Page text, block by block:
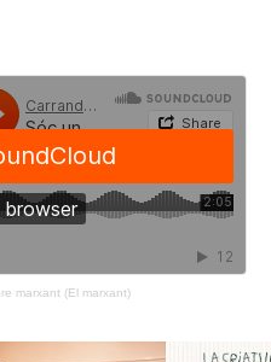
marxant (El marxant)